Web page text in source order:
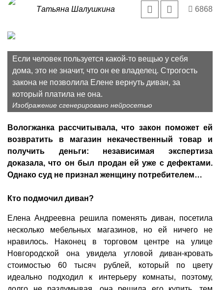
Татьяна Шалушкина 6868
Если человек пользуется какой-то вещью у себя
дома, это не значит, что он ее владелец. Строгость
закона не позволила Елене вернуть диван, за
который платила не она.
Изображение сгенерировано нейросетью
Вологжанка рассчитывала, что закон поможет ей
возвратить в магазин некачественный товар и
получить деньги: независимая экспертиза
доказала, что он был продан ей уже с дефектами.
Однако суд не признал женщину потребителем…
Кто подмочил диван?
Елена Андреевна решила поменять диван, посетила
несколько мебельных магазинов, но ей ничего не
нравилось. Наконец в торговом центре на улице
Новгородской она увидела угловой диван-кровать
стоимостью 60 тысяч рублей, который по цвету
идеально подходил к интерьеру комнаты, поэтому,